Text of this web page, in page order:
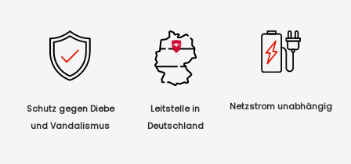
Schutz gegen Diebe
und Vandalismus
Leitstelle in
Deutschland
Netzstrom unabhängig